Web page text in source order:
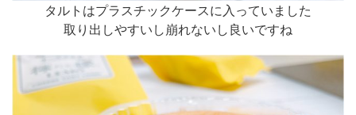
タルトはプラスチックケースに入っていました
取り出しやすいし崩れないし良いですね